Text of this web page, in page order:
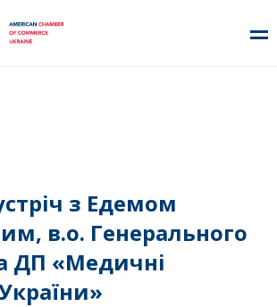
з Едемом
в.о. Генерального
ДП «Медичні